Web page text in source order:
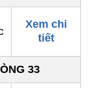
Xem chi
tiết
33